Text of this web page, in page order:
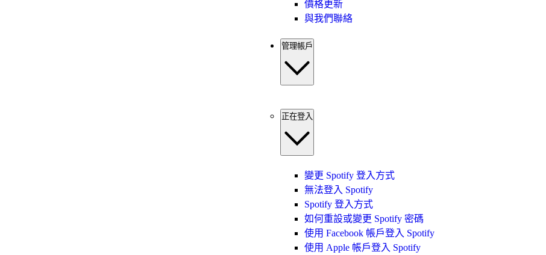
價格更新
與我們聯絡
管理帳戶
正在登入
變更 Spotify 登入方式
無法登入 Spotify
Spotify 登入方式
如何重設或變更 Spotify 密碼
使用 Facebook 帳戶登入 Spotify
使用 Apple 帳戶登入 Spotify